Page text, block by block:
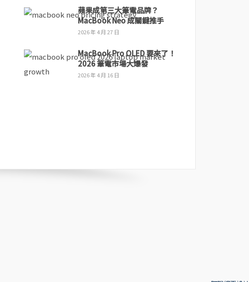
蘋果成第三大筆電品牌？
MacBook Neo 成關鍵推手
2026 年 4 月 27 日
MacBook Pro OLED 要來了！
2026 筆電市場大爆發
2026 年 4 月 16 日